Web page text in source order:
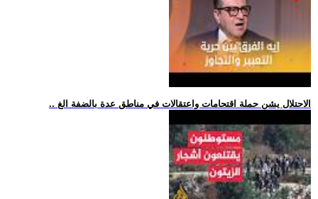
.. الاحتلال يشن حملة اقتحامات واعتقالات في مناطق عدة بالضفة الغ